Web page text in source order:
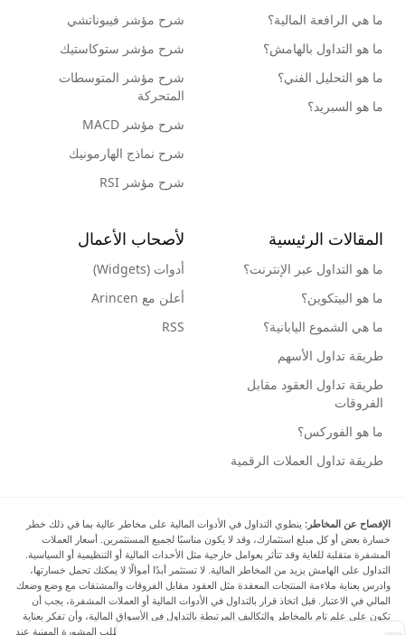
ما هي الرافعة المالية؟
ما هو التداول بالهامش؟
ما هو التحليل الفني؟
ما هو السبريد؟
شرح مؤشر فيبوناتشي
شرح مؤشر ستوكاستيك
شرح مؤشر المتوسطات
المتحركة
شرح مؤشر MACD
شرح نماذج الهارمونيك
شرح مؤشر RSI
المقالات الرئيسية
ما هو التداول عبر الإنترنت؟
ما هو البيتكوين؟
ما هي الشموع اليابانية؟
طريقة تداول الأسهم
طريقة تداول العقود مقابل
الفروقات
ما هو الفوركس؟
طريقة تداول العملات الرقمية
لأصحاب الأعمال
أدوات (Widgets)
أعلن مع Arincen
RSS
الإفصاح عن المخاطر: ينطوي التداول في الأدوات المالية على مخاطر عالية بما في ذلك خطر
خسارة بعض أو كل مبلغ استثمارك، وقد لا يكون مناسبًا لجميع المستثمرين. أسعار العملات
المشفرة متقلبة للغاية وقد تتأثر بعوامل خارجية مثل الأحداث المالية أو التنظيمية أو السياسية.
التداول على الهامش يزيد من المخاطر المالية. لا تستثمر أبدًا أموالًا لا يمكنك تحمل خسارتها،
وادرس بعناية ملاءمة المنتجات المعقدة مثل العقود مقابل الفروقات والمشتقات مع وضع وضعك
المالي في الاعتبار. قبل اتخاذ قرار بالتداول في الأدوات المالية أو العملات المشفرة، يجب أن
تكون على علم تام بالمخاطر والتكاليف المرتبطة بالتداول في الأسواق المالية، وأن تفكر بعناية
في أهدافك الاستثمارية ومستوى خبرتك ورغبتك في المخاطرة، وأن تطلب المشورة المهنية عند